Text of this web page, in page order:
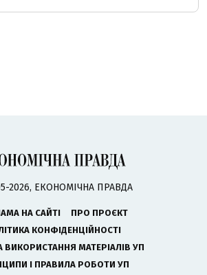
2026, ЕКОНОМІЧНА ПРАВДА
НА САЙТІ
ПРО ПРОЄКТ
КОНФІДЕНЦІЙНОСТІ
ВИКОРИСТАННЯ МАТЕРІАЛІВ УП
І ПРАВИЛА РОБОТИ УП